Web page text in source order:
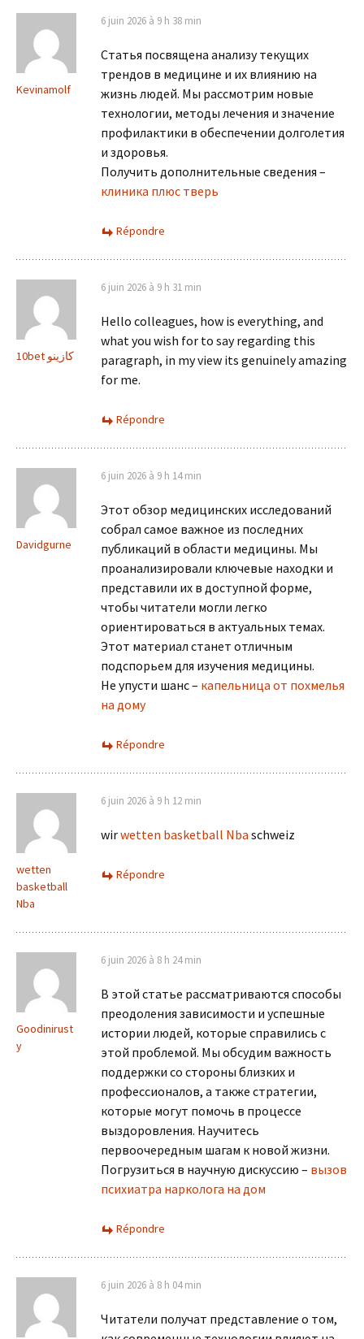
Kevinamolf
6 juin 2026 à 9 h 38 min
Статья посвящена анализу текущих
трендов в медицине и их влиянию на
жизнь людей. Мы рассмотрим новые
технологии, методы лечения и значение
профилактики в обеспечении долголетия
и здоровья.
Получить дополнительные сведения –
клиника плюс тверь
Répondre
10bet كازينو
6 juin 2026 à 9 h 31 min
Hello colleagues, how is everything, and
what you wish for to say regarding this
paragraph, in my view its genuinely amazing
for me.
Répondre
Davidgurne
6 juin 2026 à 9 h 14 min
Этот обзор медицинских исследований
собрал самое важное из последних
публикаций в области медицины. Мы
проанализировали ключевые находки и
представили их в доступной форме,
чтобы читатели могли легко
ориентироваться в актуальных темах.
Этот материал станет отличным
подспорьем для изучения медицины.
Не упусти шанс – капельница от похмелья
на дому
Répondre
wetten
basketball
Nba
6 juin 2026 à 9 h 12 min
wirwetten basketball Nba schweiz
Répondre
Goodinirust
y
6 juin 2026 à 8 h 24 min
В этой статье рассматриваются способы
преодоления зависимости и успешные
истории людей, которые справились с
этой проблемой. Мы обсудим важность
поддержки со стороны близких и
профессионалов, а также стратегии,
которые могут помочь в процессе
выздоровления. Научитесь
первоочередным шагам к новой жизни.
Погрузиться в научную дискуссию – вызов
психиатра нарколога на дом
Répondre
6 juin 2026 à 8 h 04 min
Читатели получат представление о том,